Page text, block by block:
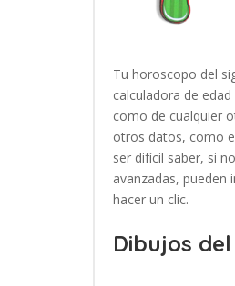
Tu horoscopo del
calculadora de
como de cualquier
otros datos, como
ser difícil saber, si
avanzadas, pueden
hacer un clic.
Dibujos